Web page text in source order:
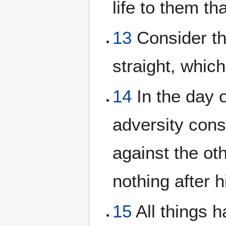
life to them
13 Consider
straight,
14 In the day
adversity
against the
nothing after
15 All things